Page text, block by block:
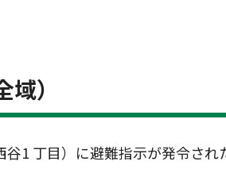
）
1 丁目）に避難指示が発令さ